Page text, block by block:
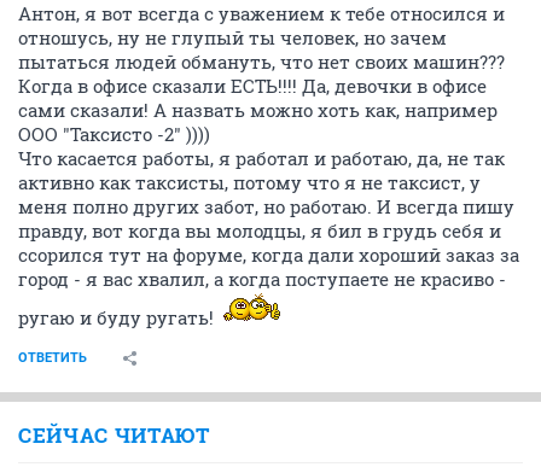
Антон, я вот всегда с уважением к тебе относился и
отношусь, ну не глупый ты человек, но зачем
пытаться людей обмануть, что нет своих машин???
Когда в офисе сказали ЕСТЬ!!!! Да, девочки в офисе
сами сказали! А назвать можно хоть как, например
ООО "Таксисто -2" ))))
Что касается работы, я работал и работаю, да, не так
активно как таксисты, потому что я не таксист, у
меня полно других забот, но работаю. И всегда пишу
правду, вот когда вы молодцы, я бил в грудь себя и
ссорился тут на форуме, когда дали хороший заказ за
город - я вас хвалил, а когда поступаете не красиво -
ругаю и буду ругать!
ОТВЕТИТЬ
СЕЙЧАС ЧИТАЮТ